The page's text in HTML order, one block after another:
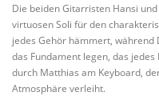
Die beiden Gitarristen Hansi
virtuosen Soli für den
jedes Gehör hämmert, während
das Fundament legen, das
durch Matthias am Keyboard,
Atmosphäre verleiht.